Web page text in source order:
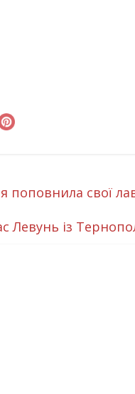
поповнила свої
Левунь із